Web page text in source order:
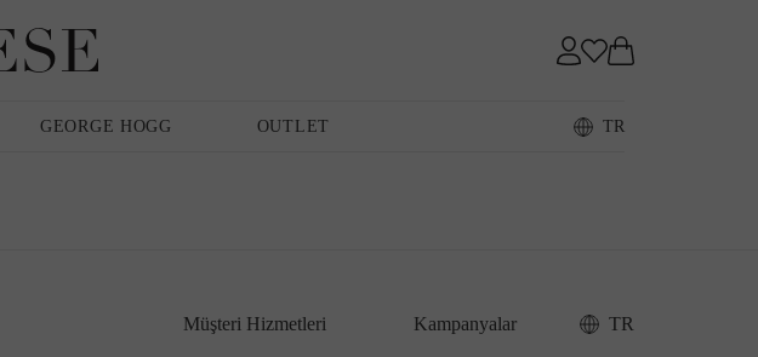
GEORGE HOGG OUTLET TR
Müşteri Hizmetleri Kampanyalar TR